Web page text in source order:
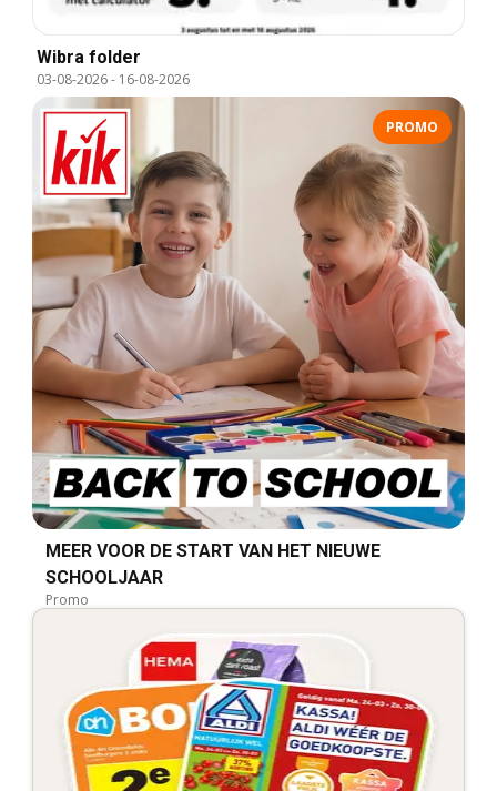
Wibra folder
03-08-2026- 16-08-2026
PROMO
MEER VOOR DE START VAN HET NIEUWE
SCHOOLJAAR
Promo